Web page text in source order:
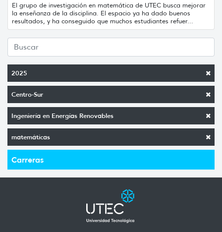
2025
Centro-Sur
Ingeniería en Energías Renovables
matemáticas
Carreras
El grupo de investigación en matemática de UTEC busca mejorar
la enseñanza de la disciplina. El espacio ya ha dado buenos
resultados, y ha conseguido que muchos estudiantes refuer...